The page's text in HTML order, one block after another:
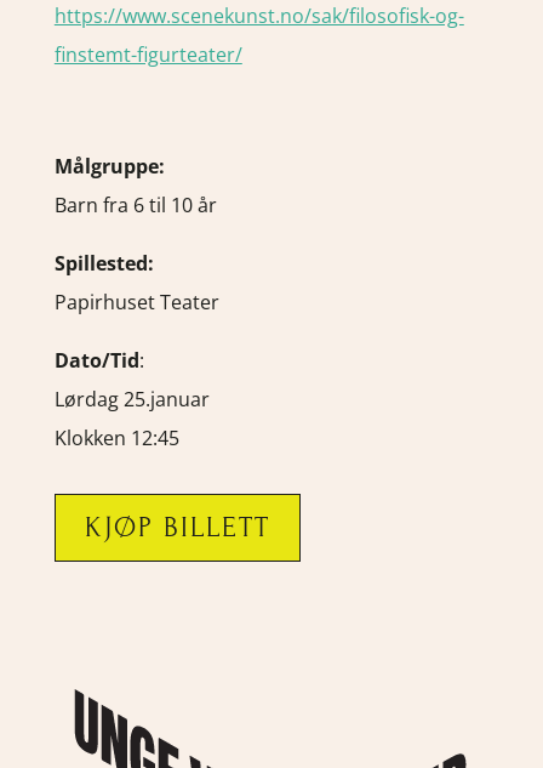
https://www.scenekunst.no/sak/filosofisk-og-
finstemt-figurteater/
Målgruppe:
Barn fra 6 til 10 år
Spillested:
Papirhuset Teater
Dato/Tid:
Lørdag 25.januar
Klokken 12:45
KJØP BILLETT